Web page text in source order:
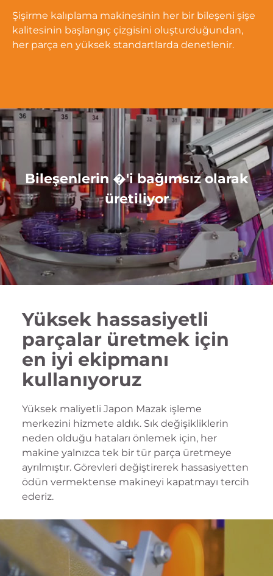
Şişirme kalıplama makinesinin her bir bileşeni şişe
kalitesinin başlangıç ​​çizgisini oluşturduğundan,
her parça en yüksek standartlarda denetlenir.
Bileşenlerin �'i bağımsız olarak
üretiliyor
Yüksek hassasiyetli
parçalar üretmek için
en iyi ekipmanı
kullanıyoruz
Yüksek maliyetli Japon Mazak işleme
merkezini hizmete aldık. Sık değişikliklerin
neden olduğu hataları önlemek için, her
makine yalnızca tek bir tür parça üretmeye
ayrılmıştır. Görevleri değiştirerek hassasiyetten
ödün vermektense makineyi kapatmayı tercih
ederiz.